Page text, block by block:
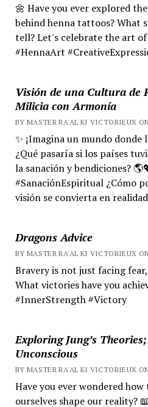
🌼 Have you ever explored
behind henna tattoos? What
tell? Let's celebrate the art of
#HennaArt
Visión de una Cultura de
Milicia con Armonía
BY MASTER RA'AL KI VICTORIEUX
✨ ¡Imagina un mundo donde
¿Qué pasaría si los países
la sanación y bendiciones?
#SanaciónEspiritual ¿Cómo
visión se convierta en
Dragons Advice
BY MASTER RA'AL KI VICTORIEUX
Bravery is not just facing
What victories have you
#InnerStrength #Victory
Exploring Jung’s
Unconscious
BY MASTER RA'AL KI VICTORIEUX
Have you ever wondered
ourselves shape our reality?